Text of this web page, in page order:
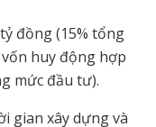
đồng (15% tổng
huy động hợp
mức đầu tư).
gian xây dựng và